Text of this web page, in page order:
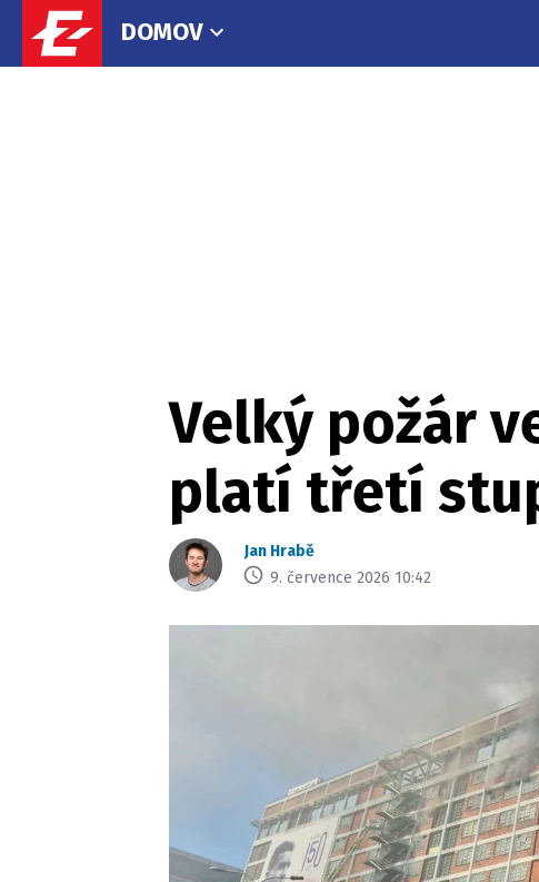
DOMOV
Velký požár
platí třetí
Jan Hrabě
9. července 2026 10:42